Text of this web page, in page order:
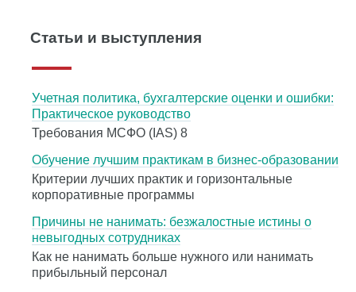
Статьи и выступления
Учетная политика, бухгалтерские оценки и ошибки:
Практическое руководство
Требования МСФО (IAS) 8
Обучение лучшим практикам в бизнес-образовании
Критерии лучших практик и горизонтальные
корпоративные программы
Причины не нанимать: безжалостные истины о
невыгодных сотрудниках
Как не нанимать больше нужного или нанимать
прибыльный персонал